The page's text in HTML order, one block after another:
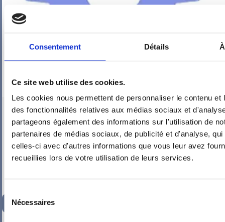
Consentement Détails
Ce site web utilise des cookies.
Les cookies nous permettent de personnaliser le contenu et
des fonctionnalités relatives aux médias sociaux et
partageons également des informations sur l'utilisation de
partenaires de médias sociaux, de publicité et d'analyse,
celles-ci avec d'autres informations que vous leur avez
recueillies lors de votre utilisation de leurs services.
Nécessaires
PIEUVRE PRO-FIL PERSONNALISÉE : CH 1
234,92€ TTC